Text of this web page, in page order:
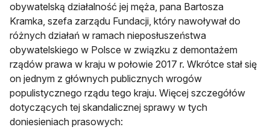
obywatelską działalność jej męża, pana Bartosza
Kramka, szefa zarządu Fundacji, który nawoływał do
różnych działań w ramach nieposłuszeństwa
obywatelskiego w Polsce w związku z demontażem
rządów prawa w kraju w połowie 2017 r. Wkrótce stał się
on jednym z głównych publicznych wrogów
populistycznego rządu tego kraju. Więcej szczegółów
dotyczących tej skandalicznej sprawy w tych
doniesieniach prasowych: